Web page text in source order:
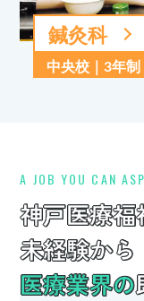
鍼灸科
中央校｜3年制
A JOB YOU CAN
神戸医療福
未経験から
医療業界の